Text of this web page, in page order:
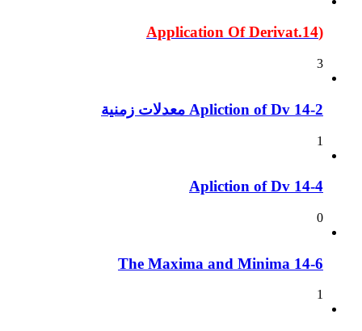
(14.Application Of Derivat
3
14-2 Apliction of Dv معدلات زمنية
1
14-4 Apliction of Dv
0
The Maxima and Minima 14-6
1